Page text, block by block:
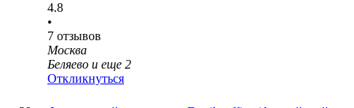
4.8
•
7 отзывов
Москва
Беляево и еще 2
Откликнуться